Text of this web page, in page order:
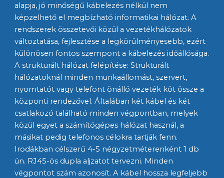
alapja, jó minőségű kábelezés nélkül nem
képzelhető el megbízható informatikai hálózat. A
rendszerek összetevői közül a vezetékhálózatok
változtatása, fejlesztése a legkörülményesebb, ezért
különösen fontos szempont a kábelezés időállósága.
A strukturált hálózat felépítése: Strukturált
hálózatoknál minden munkaállomást, szervert,
nyomtatót vagy telefont önálló vezeték köt össze a
központi rendezővel. Általában két kábel és két
csatlakozó található minden végpontban, melyek
közül egyet a számítógépes hálózat használ, a
másikat pedig telefonos célokra tartják fenn.
Irodákban célszerű 4-5 négyzetméterenként 1 db
ún. RJ45-ös dupla aljzatot tervezni. Minden
végpontot szám azonosít. A kábel hossza legfeljebb